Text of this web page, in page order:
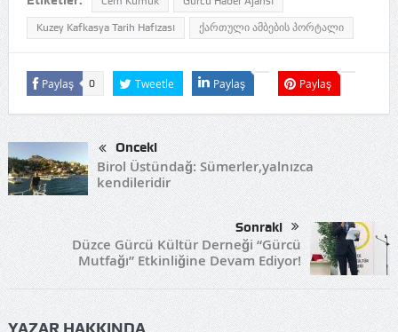
Kuzey Kafkasya Tarih Hafızası ქართული ამბების პორტალი
Paylaş 0 Tweetle Paylaş Paylaş
Önceki
Birol Üstündağ: Sümerler,yalnızca
kendileridir
Sonraki
Düzce Gürcü Kültür Derneği “Gürcü
Mutfağı” Etkinliğine Devam Ediyor!